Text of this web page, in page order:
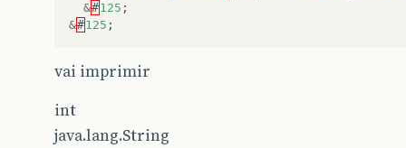
&#125 ;
&#125 ;
vai imprimir
int
java.lang.String